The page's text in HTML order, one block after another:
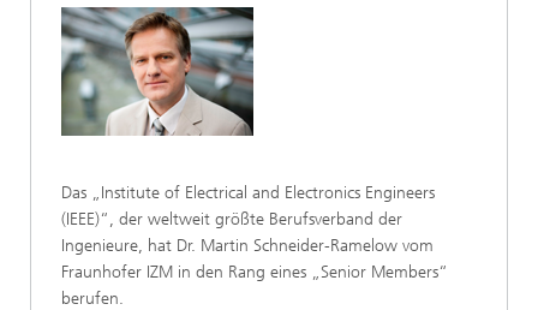
Das „Institute of Electrical and Electronics Engineers
(IEEE)“, der weltweit größte Berufsverband der
Ingenieure, hat Dr. Martin Schneider-Ramelow vom
Fraunhofer IZM in den Rang eines „Senior Members“
berufen.